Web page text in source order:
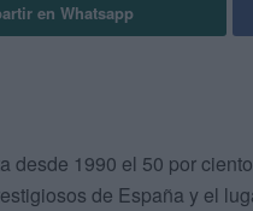
en Whatsapp
desde 1990 el 50 por
de España y el